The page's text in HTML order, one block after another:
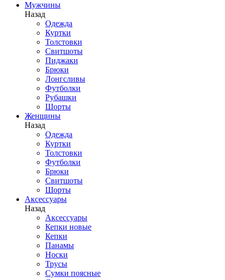
Мужчины
Назад
Одежда
Куртки
Толстовки
Свитшоты
Пиджаки
Брюки
Лонгсливы
Футболки
Рубашки
Шорты
Женщины
Назад
Одежда
Куртки
Толстовки
Футболки
Брюки
Свитшоты
Шорты
Аксессуары
Назад
Аксессуары
Кепки новые
Кепки
Панамы
Носки
Трусы
Сумки поясные